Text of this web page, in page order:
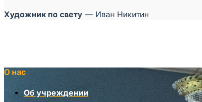
Художник по свету — Иван Никитин
О нас
Об учреждении